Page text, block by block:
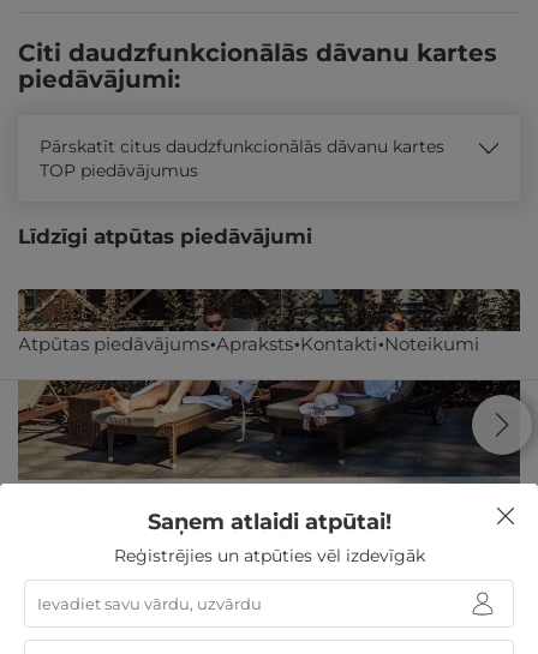
Atpūtas piedāvājums Apraksts Kontakti Noteikumi
Citi daudzfunkcionālās dāvanu kartes
piedāvājumi:
Pārskatīt citus daudzfunkcionālās dāvanu kartes
TOP piedāvājumus
Līdzīgi atpūtas piedāvājumi
1 nakts ar SPA atpūtu, MASĀŽA, Prosecco + augļi
Daugavpils nov.,Silene Resort & SPA ★ ★ ★ ★
Saņem atlaidi atpūtai!
Reģistrējies un atpūties vēl izdevīgāk